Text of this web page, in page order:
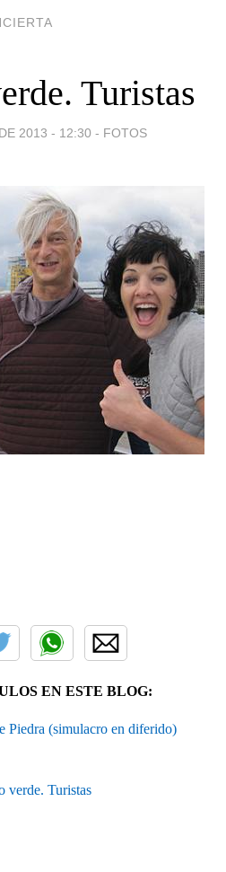
Turistas
2013 - 12:30 - FOTOS
EN ESTE BLOG:
Piedra (simulacro en diferido)
verde. Turistas